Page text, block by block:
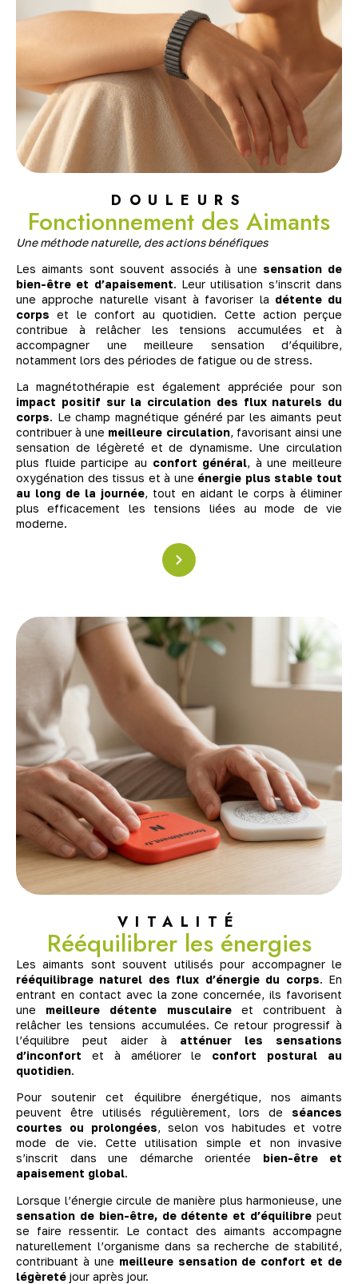
DOULEURS
Fonctionnement des Aimants
Une méthode naturelle, des actions bénéfiques
Les aimants sont souvent associés à une sensation de
bien-être et d’apaisement. Leur utilisation s’inscrit dans
une approche naturelle visant à favoriser la détente du
corps et le confort au quotidien. Cette action perçue
contribue à relâcher les tensions accumulées et à
accompagner une meilleure sensation d’équilibre,
notamment lors des périodes de fatigue ou de stress.
La magnétothérapie est également appréciée pour son
impact positif sur la circulation des flux naturels du
corps. Le champ magnétique généré par les aimants peut
contribuer à une meilleure circulation, favorisant ainsi une
sensation de légèreté et de dynamisme. Une circulation
plus fluide participe au confort général, à une meilleure
oxygénation des tissus et à une énergie plus stable tout
au long de la journée, tout en aidant le corps à éliminer
plus efficacement les tensions liées au mode de vie
moderne.
VITALITÉ
Rééquilibrer les énergies
Les aimants sont souvent utilisés pour accompagner le
rééquilibrage naturel des flux d’énergie du corps. En
entrant en contact avec la zone concernée, ils favorisent
une meilleure détente musculaireet contribuent à
relâcher les tensions accumulées. Ce retour progressif à
l’équilibre peut aider à atténuer les sensations
d’inconfort et à améliorer le confort postural au
quotidien.
Pour soutenir cet équilibre énergétique, nos aimants
peuvent être utilisés régulièrement, lors de séances
courtes ou prolongées, selon vos habitudes et votre
mode de vie. Cette utilisation simple et non invasive
s’inscrit dans une démarche orientée bien-être et
apaisement global.
Lorsque l’énergie circule de manière plus harmonieuse, une
sensation de bien-être, de détente et d’équilibre peut
se faire ressentir. Le contact des aimants accompagne
naturellement l’organisme dans sa recherche de stabilité,
contribuant à une meilleure sensation de confort et de
légèreté jour après jour.